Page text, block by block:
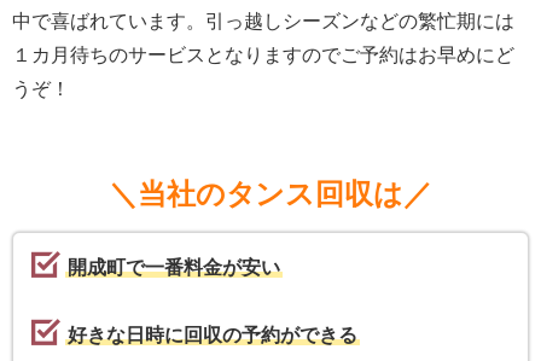
中で喜ばれています。引っ越しシーズンなどの繁忙期には
１カ月待ちのサービスとなりますのでご予約はお早めにど
うぞ！
＼当社のタンス回収は／
開成町で一番料金が安い
好きな日時に回収の予約ができる